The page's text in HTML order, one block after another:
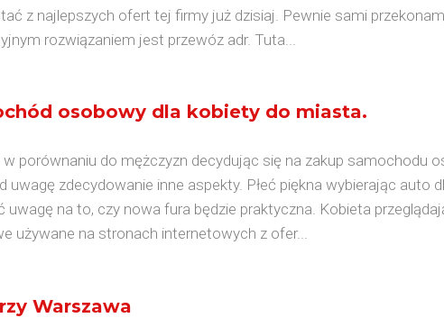
z najlepszych ofert tej firmy już dzisiaj. Pewnie sami
rozwiązaniem jest przewóz adr. Tuta...
osobowy dla kobiety do miasta.
w porównaniu do mężczyzn decydując się na zakup samochodu
uwagę zdecydowanie inne aspekty. Płeć piękna wybierając auto
uwagę na to, czy nowa fura będzie praktyczna. Kobieta
używane na stronach internetowych z ofer...
Warszawa